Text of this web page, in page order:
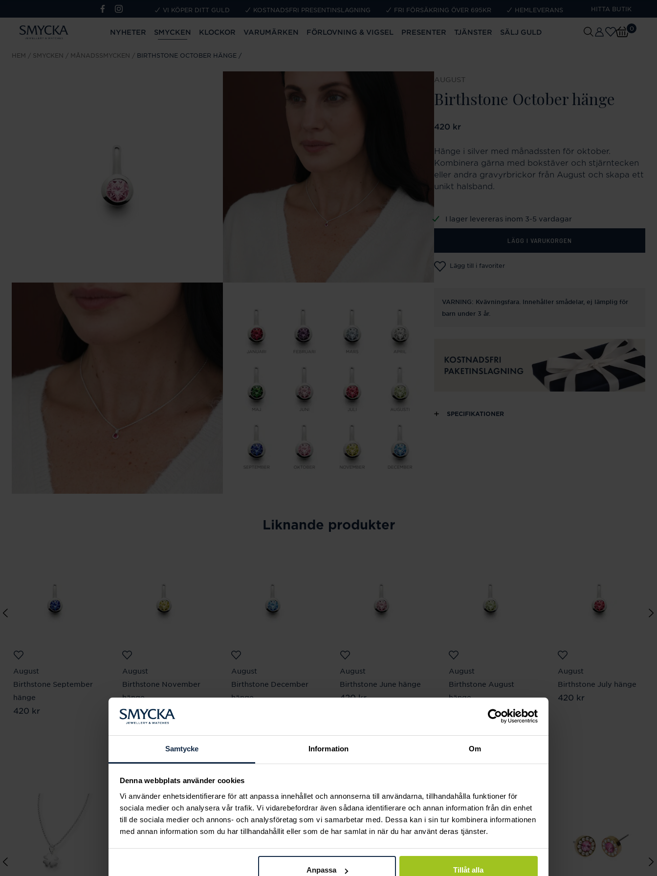
Samtycke Information Om
Denna webbplats använder cookies
Vi använder enhetsidentifierare för att anpassa innehållet och annonserna till användarna, tillhandahålla funktioner för
sociala medier och analysera vår trafik. Vi vidarebefordrar även sådana identifierare och annan information från din enhet
till de sociala medier och annons- och analysföretag som vi samarbetar med. Dessa kan i sin tur kombinera informationen
med annan information som du har tillhandahållit eller som de har samlat in när du har använt deras tjänster.
Anpassa Tillåt alla
VI KÖPER DITT GULD KOSTNADSFRI PRESENTINSLAGNING FRI FÖRSÄKRING ÖVER 695KR HEMLEVERANS HITTA BUTIK
NYHETER SMYCKEN KLOCKOR VARUMÄRKEN FÖRLOVNING & VIGSEL PRESENTER TJÄNSTER SÄLJ GULD 0
HEM SMYCKEN MÅNADSSMYCKEN BIRTHSTONE OCTOBER HÄNGE
AUGUST
Birthstone October hänge
Pris:420 kr
420 kr
Hänge i silver med månadssten för oktober.
Kombinera gärna med bokstäver och stjärntecken
eller andra gravyrbrickor från August och skapa ett
unikt halsband.
I lager levereras inom 3-5 vardagar
LÄGG I VARUKORGEN
Lägg till i favoriter
VARNING: Kvävningsfara. Innehåller smådelar, ej lämplig för
barn under 3 år.
SPECIFIKATIONER
Liknande produkter
August
Birthstone September
hänge
Pris:420 kr
420 kr
August
Birthstone November
hänge
Pris:420 kr
420 kr
August
Birthstone December
hänge
August
Birthstone June hänge
Pris:420 kr
420 kr
August
Birthstone August
hänge
420 kr
August
Birthstone July hänge
Pris:420 kr
420 kr